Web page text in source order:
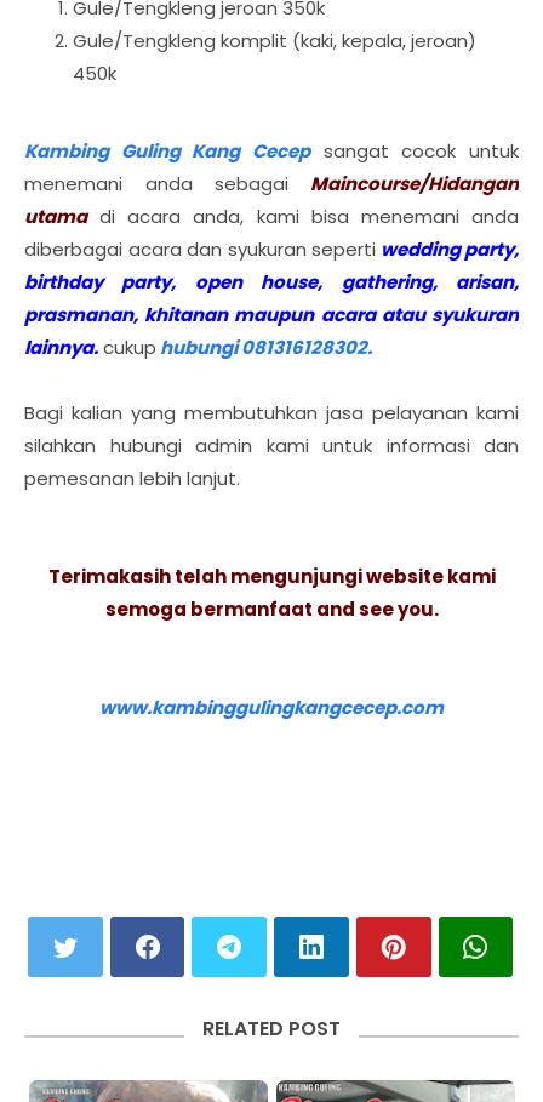
Gule/Tengkleng jeroan 350k
Gule/Tengkleng komplit (kaki, kepala, jeroan)
450k
Kambing Guling Kang Cecepsangat cocok untuk
menemani anda sebagai
Maincourse/Hidangan
utamadi acara anda, kami bisa menemani anda
diberbagai acara dan syukuran seperti wedding party,
birthday party, open house, gathering, arisan,
prasmanan, khitanan maupun acara atau syukuran
lainnya.cukup hubungi 081316128302.
Bagi kalian yang membutuhkan jasa pelayanan kami
silahkan hubungi admin kami untuk informasi dan
pemesanan lebih lanjut.
Terimakasih telah mengunjungi website kami
semoga bermanfaat and see you.
www.kambinggulingkangcecep.com
RELATED POST